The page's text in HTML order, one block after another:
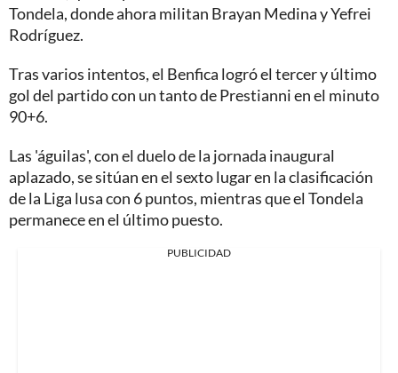
Tondela, donde ahora militan Brayan Medina y Yefrei
Rodríguez.
Tras varios intentos, el Benfica logró el tercer y último
gol del partido con un tanto de Prestianni en el minuto
90+6.
Las 'águilas', con el duelo de la jornada inaugural
aplazado, se sitúan en el sexto lugar en la clasificación
de la Liga lusa con 6 puntos, mientras que el Tondela
permanece en el último puesto.
PUBLICIDAD